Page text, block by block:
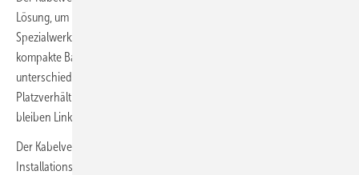
Lösung, um Datenleitungen einfach und ohne Verwendung von
Spezialwerkzeug zu verlängern oder zu verbinden. Durch seine
kompakte Bauform und die gewinkelten Varianten, kann er in
unterschiedlichsten Anwendungen, selbst bei beengten
Platzverhältnissen, eingesetzt werden. Mit Erfüllung der Class EA
bleiben Links mit bis zu 10 GBit/s problemlos erhalten.
Der Kabelverbinder Class EA basiert technisch gesehen auf dem
Installationsprinzip des Metz Connect C6